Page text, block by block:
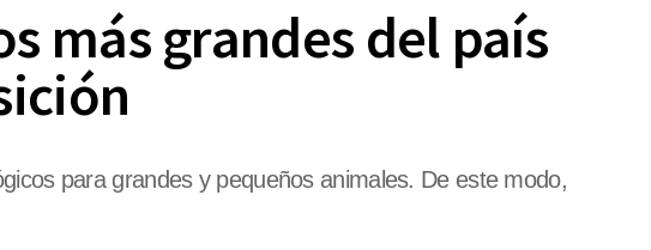
más grandes del país
para grandes y pequeños animales. De este modo,